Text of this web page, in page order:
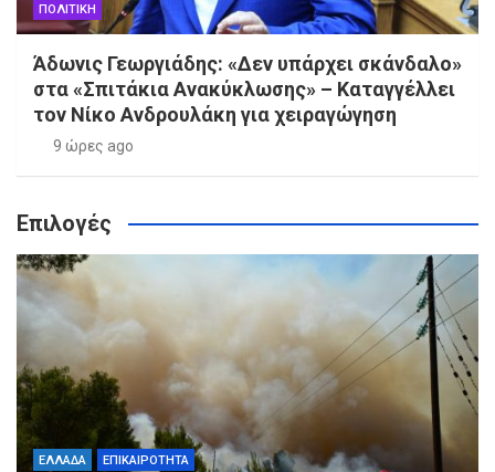
ΠΟΛΙΤΙΚΗ
Άδωνις Γεωργιάδης: «Δεν υπάρχει σκάνδαλο»
στα «Σπιτάκια Ανακύκλωσης» – Καταγγέλλει
τον Νίκο Ανδρουλάκη για χειραγώγηση
9 ώρες ago
Επιλογές
ΕΛΛΑΔΑ ΕΠΙΚΑΙΡΟΤΗΤΑ